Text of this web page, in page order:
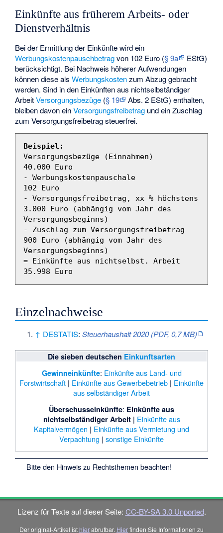
Einkünfte aus früherem Arbeits- oder
Dienstverhältnis
Bei der Ermittlung der Einkünfte wird ein
Werbungskostenpauschbetragvon 102 Euro (§ 9a
EStG)
berücksichtigt. Bei Nachweis höherer Aufwendungen
können diese alsWerbungskostenzum Abzug gebracht
werden. Sind in den Einkünften aus nichtselbständiger
ArbeitVersorgungsbezüge (§ 19
Abs. 2 EStG) enthalten,
bleiben davon einVersorgungsfreibetrag und ein Zuschlag
zum Versorgungsfreibetrag steuerfrei.
Beispiel:
Versorgungsbezüge (Einnahmen)
40.000 Euro
- Werbungskostenpauschale
102 Euro
- Versorgungsfreibetrag, xx % höchstens
3.000 Euro (abhängig vom Jahr des
Versorgungsbeginns)
- Zuschlag zum Versorgungsfreibetrag
900 Euro (abhängig vom Jahr des
Versorgungsbeginns)
= Einkünfte aus nichtselbst. Arbeit
Einzelnachweise
↑ DESTATIS:Steuerhaushalt 2020 (PDF, 0,7 MB)
Die sieben deutschen Einkunftsarten
Gewinneinkünfte: Einkünfte aus Land- und
Forstwirtschaft | Einkünfte aus Gewerbebetrieb | Einkünfte
aus selbständiger Arbeit
Überschusseinkünfte: Einkünfte aus
nichtselbständiger Arbeit| Einkünfte aus
Kapitalvermögen | Einkünfte aus Vermietung und
Verpachtung | sonstige Einkünfte
Bitte den Hinweis zu Rechtsthemen beachten!
Lizenz für Texte auf dieser Seite: CC-BY-SA 3.0 Unported.
Der original-Artikel ist hierabrufbar. Hierfinden Sie Informationen zu